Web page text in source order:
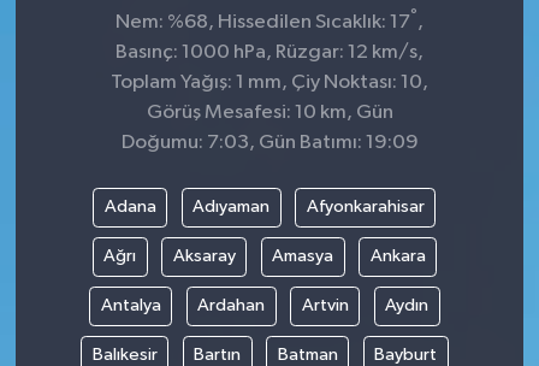
Nem: %68, Hissedilen Sıcaklık: 17° ,
Basınç: 1000 hPa, Rüzgar: 12 km/s,
Toplam Yağış: 1 mm, Çiy Noktası: 10,
Görüş Mesafesi: 10 km, Gün
Doğumu: 7:03, Gün Batımı: 19:09
Adana Adıyaman Afyonkarahisar
Ağrı Aksaray Amasya Ankara
Antalya Ardahan Artvin Aydın
Balıkesir Bartın Batman Bayburt